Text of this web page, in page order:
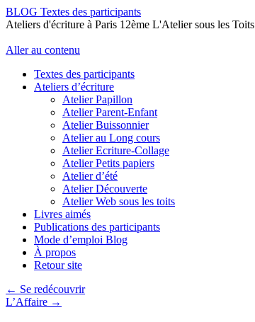
BLOG Textes des participants
Ateliers d'écriture à Paris 12ème L'Atelier sous les Toits
Aller au contenu
Textes des participants
Ateliers d’écriture
Atelier Papillon
Atelier Parent-Enfant
Atelier Buissonnier
Atelier au Long cours
Atelier Ecriture-Collage
Atelier Petits papiers
Atelier d’été
Atelier Découverte
Atelier Web sous les toits
Livres aimés
Publications des participants
Mode d’emploi Blog
À propos
Retour site
← Se redécouvrir
L’Affaire →